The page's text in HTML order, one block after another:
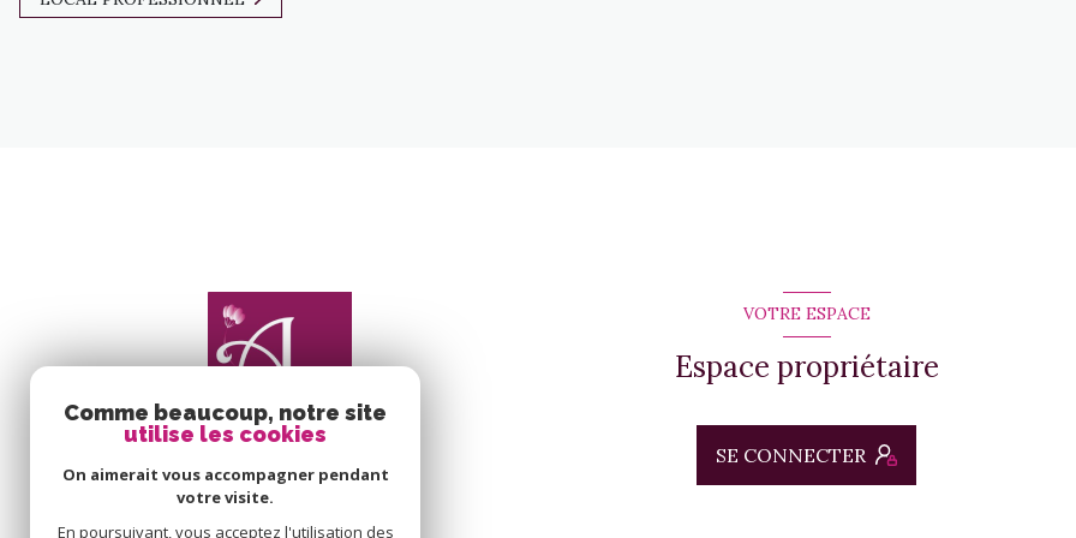
VOTRE ESPACE
Espace propriétaire
SE CONNECTER
Comme beaucoup, notre site
utilise les cookies
On aimerait vous accompagner pendant
votre visite.
En poursuivant, vous acceptez l'utilisation des